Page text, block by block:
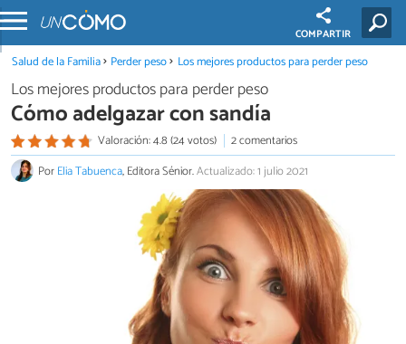
COMPARTIR
Salud de la Familia Perder peso Los mejores productos para perder peso
Los mejores productos para perder peso
Cómo adelgazar con sandía
Valoración: 4.8 (24 votos)
2 comentarios
PorElia Tabuenca, Editora Sénior.Actualizado: 1 julio 2021